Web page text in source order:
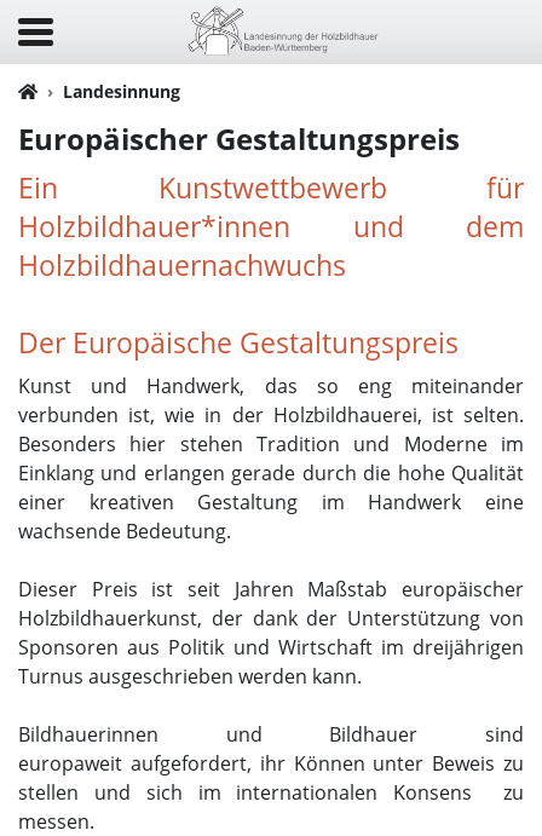
Landesinnung
Europäischer Gestaltungspreis
Ein Kunstwettbewerb für
Holzbildhauer*innen und dem
Holzbildhauernachwuchs
Der Europäische Gestaltungspreis
Kunst und Handwerk, das so eng miteinander
verbunden ist, wie in der Holzbildhauerei, ist selten.
Besonders hier stehen Tradition und Moderne im
Einklang und erlangen gerade durch die hohe Qualität
einer kreativen Gestaltung im Handwerk eine
wachsende Bedeutung.
Dieser Preis ist seit Jahren Maßstab europäischer
Holzbildhauerkunst, der dank der Unterstützung von
Sponsoren aus Politik und Wirtschaft im dreijährigen
Turnus ausgeschrieben werden kann.
Bildhauerinnen und Bildhauer sind
europaweit aufgefordert, ihr Können unter Beweis zu
stellen und sich im internationalen Konsens zu
messen.